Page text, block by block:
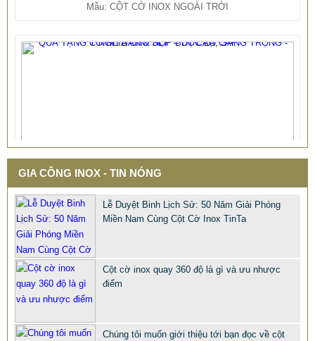
GIA CÔNG INOX - TIN NÓNG
Lễ Duyệt Binh Lịch Sử: 50 Năm Giải Phóng
Miền Nam Cùng Cột Cờ Inox TinTa
Cột cờ inox quay 360 độ là gì và ưu nhược
điểm
Chúng tôi muốn giới thiệu tới bạn đọc về cột